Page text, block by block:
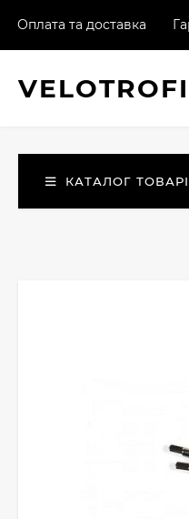
Оплата та доставка
VELOTROFI
КАТАЛОГ